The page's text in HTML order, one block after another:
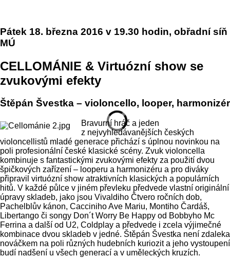
Pátek 18. března 2016 v 19.30 hodin, obřadní síň
MÚ
CELLOMÁNIE & Virtuózní show se
zvukovými efekty
Štěpán Švestka – violoncello, looper, harmonizér
Bravurní hráč a jeden
z nejvyhledávanějších českých
violoncellistů mladé generace přichází s úplnou novinkou na
poli profesionální české klasické scény. Zvuk violoncella
kombinuje s fantastickými zvukovými efekty za použití dvou
špičkových zařízení – looperu a harmonizéru a pro diváky
připravil virtuózní show atraktivních klasických a populárních
hitů. V každé půlce v jiném převleku předvede vlastní originální
úpravy skladeb, jako jsou Vivaldiho Čtvero ročních dob,
Pachelblův kánon, Cacciniho Ave Mariu, Montiho Čardáš,
Libertango či songy Don´t Worry Be Happy od Bobbyho Mc
Ferrina a další od U2, Coldplay a předvede i zcela výjimečné
kombinace dvou skladeb v jedné. Štěpán Švestka není zdaleka
nováčkem na poli různých hudebních kuriozit a jeho vystoupení
budí nadšení u všech generací a v uměleckých kruzích.